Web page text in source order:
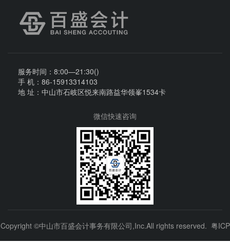
服务时间：8:00—21:30()
手 机：86-15913314103
地 址：中山市石岐区悦来南路益华领峯1534卡
微信快速咨询
Copyright ©中山市百盛会计事务有限公司,Inc.All rights reserved. 粤ICP